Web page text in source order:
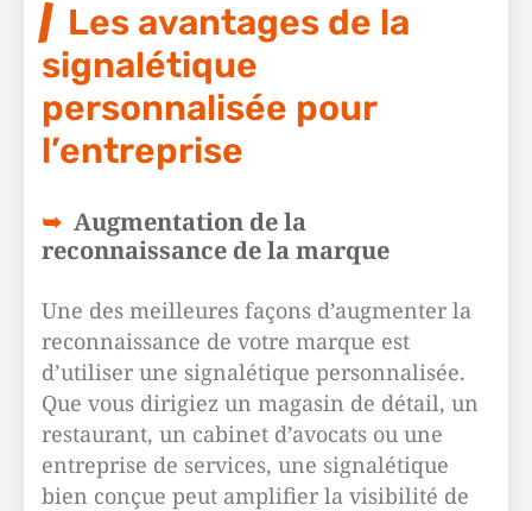
Les avantages de la
signalétique
personnalisée pour
l’entreprise
Augmentation de la
reconnaissance de la marque
Une des meilleures façons d’augmenter la
reconnaissance de votre marque est
d’utiliser une signalétique personnalisée.
Que vous dirigiez un magasin de détail, un
restaurant, un cabinet d’avocats ou une
entreprise de services, une signalétique
bien conçue peut amplifier la visibilité de